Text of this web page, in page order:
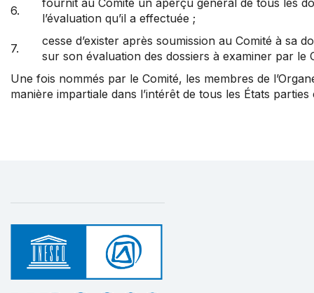
6.
fournit au Comité un aperçu général de tous les
l’évaluation qu’il a effectuée ;
7.
cesse d’exister après soumission au Comité à sa
sur son évaluation des dossiers à examiner par le
Une fois nommés par le Comité, les membres de
manière impartiale dans l’intérêt de tous les États